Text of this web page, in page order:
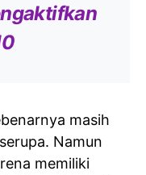
masih
Namun
memiliki